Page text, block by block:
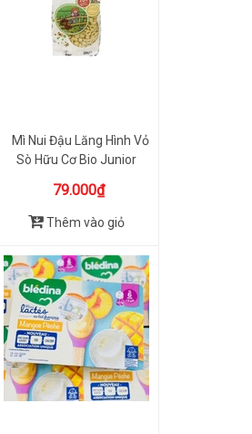
Mì Nui Đậu Lăng Hình Vỏ
Sò Hữu Cơ Bio Junior
79.000₫
Thêm vào giỏ